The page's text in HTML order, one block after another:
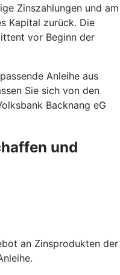
Zinszahlungen und am
Kapital zurück. Die
vor Beginn der
Anleihe aus
Sie sich von den
Backnang eG
und
an Zinsprodukten der